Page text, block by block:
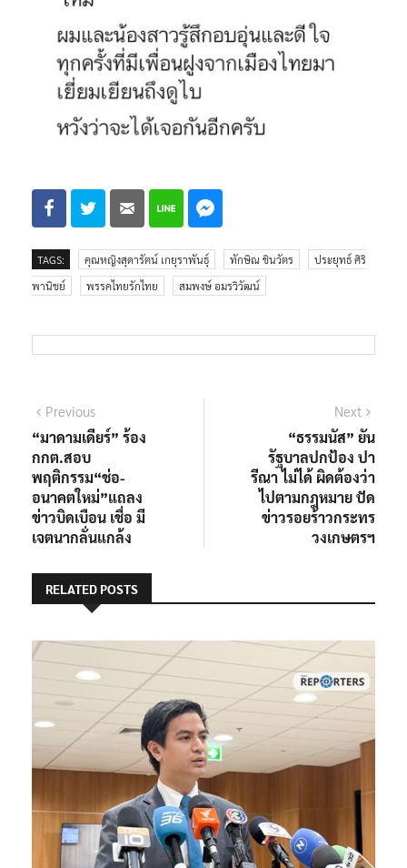
TAGS: คุณหญิงสุดารัตน์ เกยุราพันธุ์ ทักษิณ ชินวัตร
ประยุทธ์ ศิริ
พานิชย์
พรรคไทยรักไทย สมพงษ์ อมรวิวัฒน์
Previous
“มาดามเดียร์” ร้อง
กกต.สอบ
พฤติกรรม“ช่อ-
อนาคตใหม่”แถลง
ข่าวบิดเบือน เชื่อ มี
เจตนากลั่นแกล้ง
Next
“ธรรมนัส” ยัน
รัฐบาลปกป้อง ปา
รีณา ไม่ได้ ผิดต้องว่า
ไปตามกฎหมาย ปัด
ข่าวรอยร้าวกระทร
วงเกษตรฯ
RELATED POSTS